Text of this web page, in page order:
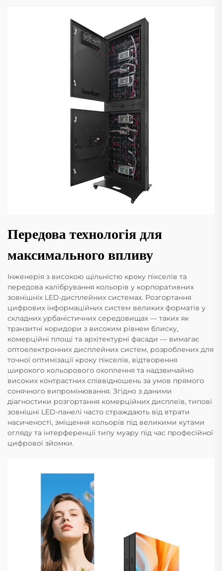
Передова технологія для
максимального впливу
Інженерія з високою щільністю кроку пікселів та
передова калібрування кольорів у корпоративних
зовнішніх LED-дисплейних системах. Розгортання
цифрових інформаційних систем великих форматів у
складних урбаністичних середовищах — таких як
транзитні коридори з високим рівнем блиску,
комерційні площі та архітектурні фасади — вимагає
оптоелектронних дисплейних систем, розроблених для
точної оптимізації кроку пікселів, відтворення
широкого кольорового охоплення та надзвичайно
високих контрастних співвідношень за умов прямого
сонячного випромінювання. Згідно з даними
діагностики розгортання комерційних дисплеїв, типові
зовнішні LED-панелі часто страждають від втрати
насиченості, зміщення кольорів під великими кутами
огляду та інтерференції типу муару під час професійної
цифрової зйомки.